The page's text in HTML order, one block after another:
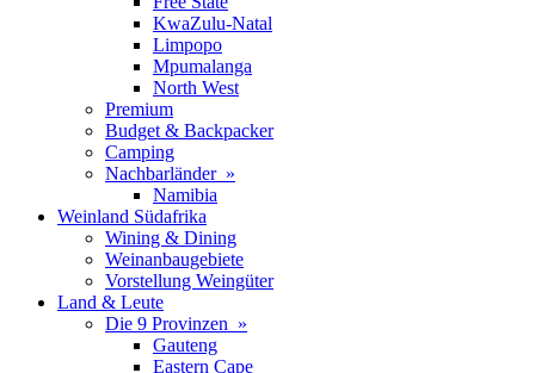
KwaZulu-Natal
Limpopo
Mpumalanga
North West
Premium
Budget & Backpacker
Camping
Nachbarländer »
Namibia
Weinland Südafrika
Wining & Dining
Weinanbaugebiete
Vorstellung Weingüter
Land & Leute
Die 9 Provinzen »
Gauteng
Eastern Cape